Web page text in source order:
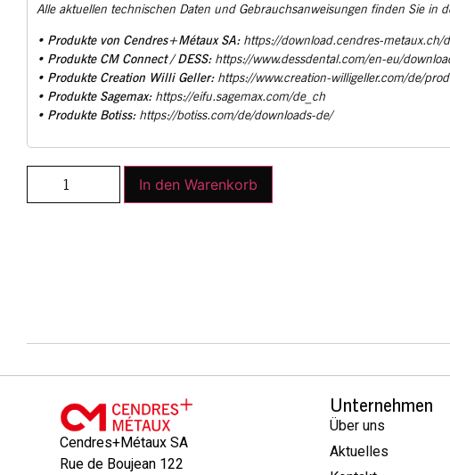
Alle aktuellen technischen Daten und Gebrauchsanweisungen finden Sie in
• Produkte von Cendres+Métaux SA: https://download.cendres-metaux.ch/
• Produkte CM Connect / DESS: https://www.dessdental.com/en-eu/
• Produkte Creation Willi Geller: https://www.creation-willigeller.com/de/
• Produkte Sagemax: https://eifu.sagemax.com/de_ch
• Produkte Botiss: https://botiss.com/de/downloads-de/
In den Warenkorb
Cendres+Métaux SA
Rue de Boujean 122
Unternehmen
Über uns
Aktuelles